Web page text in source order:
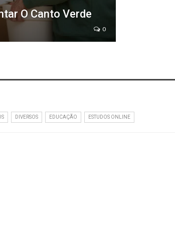
O Canto Verde
0
DIVERSOS EDUCAÇÃO ESTUDOS ONLINE